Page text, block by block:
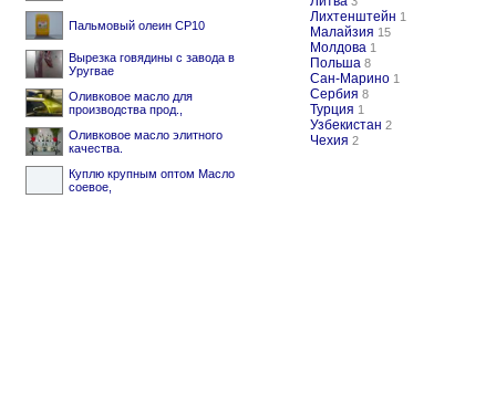
Пальмовый олеин CP10
Вырезка говядины с завода в
Уругвае
Оливковое масло для
производства прод.,
Оливковое масло элитного
качества.
Куплю крупным оптом Масло
соевое,
Лихтенштейн 1
Малайзия 15
Молдова 1
Польша 8
Сан-Марино 1
Сербия 8
Турция 1
Узбекистан 2
Чехия 2